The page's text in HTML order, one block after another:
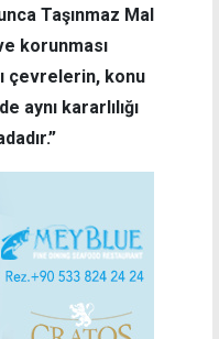
Taşınmaz Mal
korunması
çevrelerin, konu
aynı kararlılığı